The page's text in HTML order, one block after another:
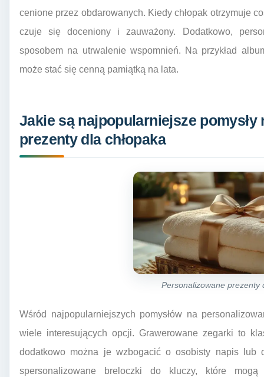
cenione przez obdarowanych. Kiedy chłopak otrzymuje
czuje się doceniony i zauważony. Dodatkowo,
sposobem na utrwalenie wspomnień. Na przykład
może stać się cenną pamiątką na lata.
Jakie są najpopularniejsze pomysły
prezenty dla chłopaka
Personalizowane prezenty
Wśród najpopularniejszych pomysłów na
wiele interesujących opcji. Grawerowane zegarki to
dodatkowo można je wzbogacić o osobisty napis lub
spersonalizowane breloczki do kluczy, które